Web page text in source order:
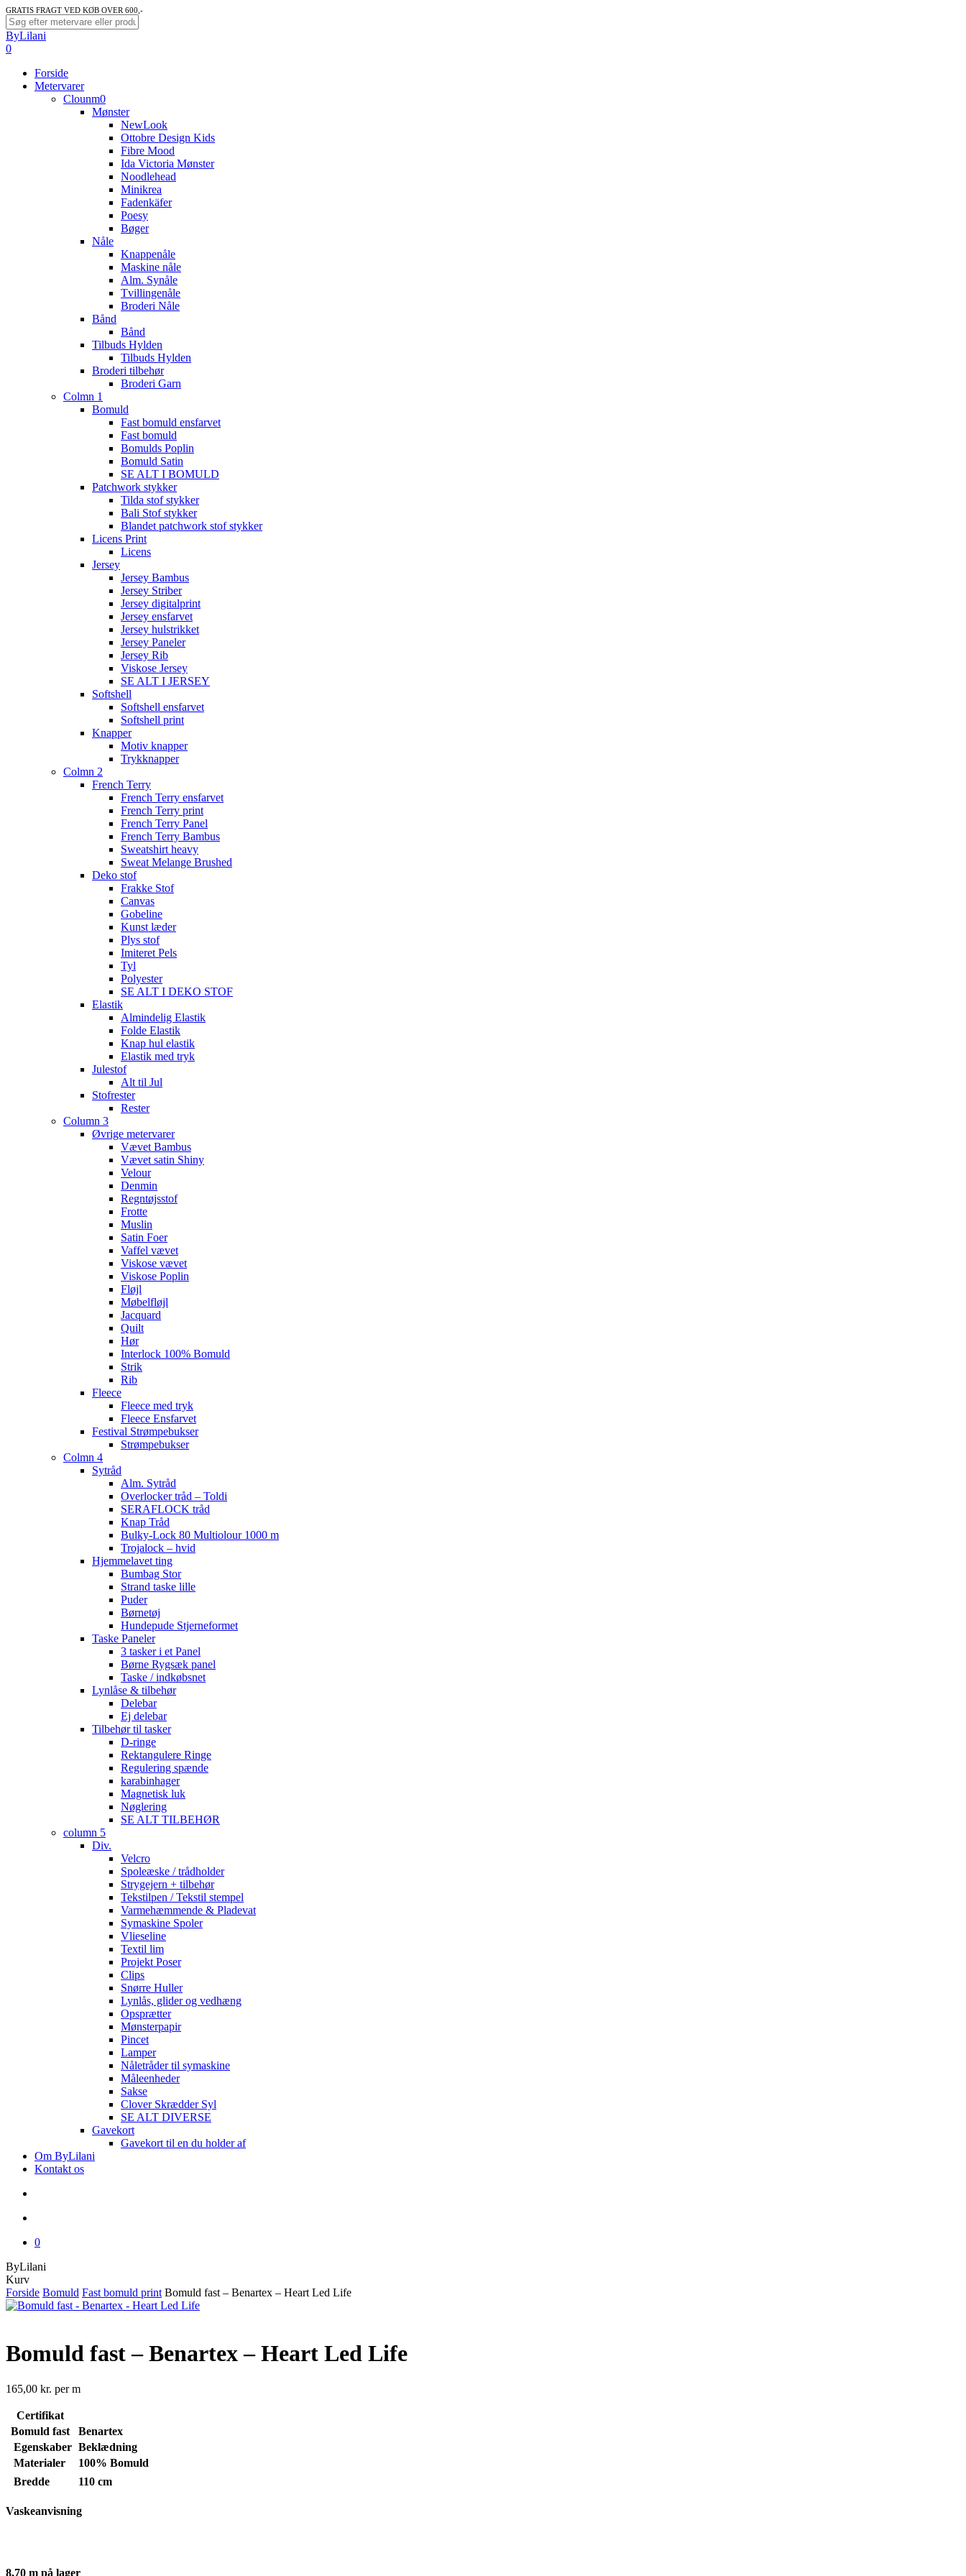
Skip
to
main
content
GRATIS FRAGT VED KØB OVER 600,-
Close
Search
ByLilani
search
account
0
Forside
Metervarer
Clounm0
Mønster
NewLook
Ottobre Design Kids
Fibre Mood
Ida Victoria Mønster
Noodlehead
Minikrea
Fadenkäfer
Poesy
Bøger
Nåle
Knappenåle
Maskine nåle
Alm. Synåle
Tvillingenåle
Broderi Nåle
Bånd
Bånd
Tilbuds Hylden
Tilbuds Hylden
Broderi tilbehør
Broderi Garn
Colmn 1
Bomuld
Fast bomuld ensfarvet
Fast bomuld
Bomulds Poplin
Bomuld Satin
SE ALT I BOMULD
Patchwork stykker
Tilda stof stykker
Bali Stof stykker
Blandet patchwork stof stykker
Licens Print
Licens
Jersey
Jersey Bambus
Jersey Striber
Jersey digitalprint
Jersey ensfarvet
Jersey hulstrikket
Jersey Paneler
Jersey Rib
Viskose Jersey
SE ALT I JERSEY
Softshell
Softshell ensfarvet
Softshell print
Knapper
Motiv knapper
Trykknapper
Colmn 2
French Terry
French Terry ensfarvet
French Terry print
French Terry Panel
French Terry Bambus
Sweatshirt heavy
Sweat Melange Brushed
Deko stof
Frakke Stof
Canvas
Gobeline
Kunst læder
Plys stof
Imiteret Pels
Tyl
Polyester
SE ALT I DEKO STOF
Elastik
Almindelig Elastik
Folde Elastik
Knap hul elastik
Elastik med tryk
Julestof
Alt til Jul
Stofrester
Rester
Column 3
Øvrige metervarer
Vævet Bambus
Vævet satin Shiny
Velour
Denmin
Regntøjsstof
Frotte
Muslin
Satin Foer
Vaffel vævet
Viskose vævet
Viskose Poplin
Fløjl
Møbelfløjl
Jacquard
Quilt
Hør
Interlock 100% Bomuld
Strik
Rib
Fleece
Fleece med tryk
Fleece Ensfarvet
Festival Strømpebukser
Strømpebukser
Colmn 4
Sytråd
Alm. Sytråd
Overlocker tråd – Toldi
SERAFLOCK tråd
Knap Tråd
Bulky-Lock 80 Multiolour 1000 m
Trojalock – hvid
Hjemmelavet ting
Bumbag Stor
Strand taske lille
Puder
Børnetøj
Hundepude Stjerneformet
Taske Paneler
3 tasker i et Panel
Børne Rygsæk panel
Taske / indkøbsnet
Lynlåse & tilbehør
Delebar
Ej delebar
Tilbehør til tasker
D-ringe
Rektangulere Ringe
Regulering spænde
karabinhager
Magnetisk luk
Nøglering
SE ALT TILBEHØR
column 5
Div.
Velcro
Spoleæske / trådholder
Strygejern + tilbehør
Tekstilpen / Tekstil stempel
Varmehæmmende & Pladevat
Symaskine Spoler
Vlieseline
Textil lim
Projekt Poser
Clips
Snørre Huller
Lynlås, glider og vedhæng
Opsprætter
Mønsterpapir
Pincet
Lamper
Nåletråder til symaskine
Måleenheder
Sakse
Clover Skrædder Syl
SE ALT DIVERSE
Gavekort
Gavekort til en du holder af
Om ByLilani
Kontakt os
0
ByLilani
KurvClose
Cart
Forside Bomuld Fast bomuld print Bomuld fast – Benartex – Heart Led Life
Bomuld fast – Benartex – Heart Led Life
165,00 kr. per m
Certifikat
Bomuld fast
Benartex
Egenskaber Beklædning
Materialer
100% Bomuld
Bredde
110 cm
Vaskeanvisning
8,70 m på lager